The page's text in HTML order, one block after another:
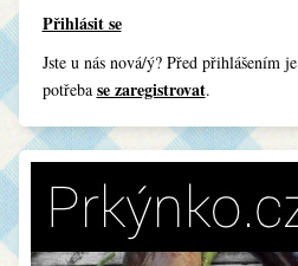
Přihlásit se
Jste u nás nová/ý? Před přihlášením je
potřeba se zaregistrovat.